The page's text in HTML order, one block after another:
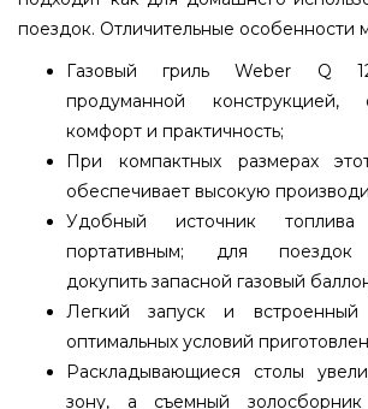
поездок. Отличительные особенности
Газовый гриль Weber Q
продуманной конструкцией,
комфорт и практичность;
При компактных размерах
обеспечивает высокую
Удобный источник
портативным; для поездок
докупить запасной газовый
Легкий запуск и
оптимальных условий
Раскладывающиеся столы
зону, а съемный